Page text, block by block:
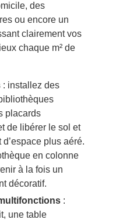
des
ou encore un
clairement vos
chaque m² de
: installez des
placards
de libérer le sol et
plus aéré.
en colonne
à la fois un
décoratif.
:
une table